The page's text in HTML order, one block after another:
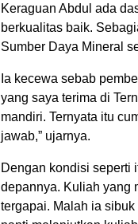
Keraguan Abdul ada
berkualitas baik.
Sumber Daya Mineral
Ia kecewa sebab
yang saya terima di
mandiri. Ternyata itu
jawab,” ujarnya.
Dengan kondisi seperti
depannya. Kuliah yang
tergapai. Malah ia